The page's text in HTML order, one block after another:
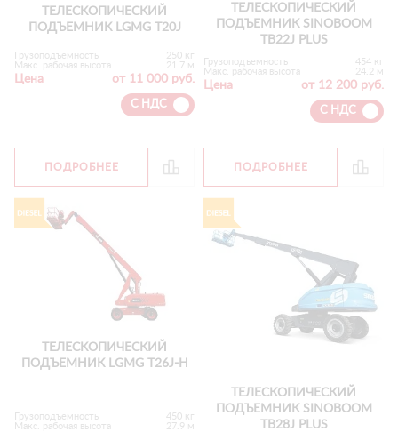
ТЕЛЕСКОПИЧЕСКИЙ
ПОДЪЕМНИК LGMG T20J
Грузоподъемность
250 кг
Макс. рабочая высота
21.7 м
Цена от 11 000 руб.
С НДС
ПОДРОБНЕЕ
ТЕЛЕСКОПИЧЕСКИЙ
ПОДЪЕМНИК SINOBOOM
TB22J PLUS
Грузоподъемность
454 кг
Макс. рабочая высота
24.2 м
Цена от 12 200 руб.
С НДС
ПОДРОБНЕЕ
ТЕЛЕСКОПИЧЕСКИЙ
ПОДЪЕМНИК LGMG T26J-H
Грузоподъемность
450 кг
Макс. рабочая высота
27.9 м
ТЕЛЕСКОПИЧЕСКИЙ
ПОДЪЕМНИК SINOBOOM
TB28J PLUS